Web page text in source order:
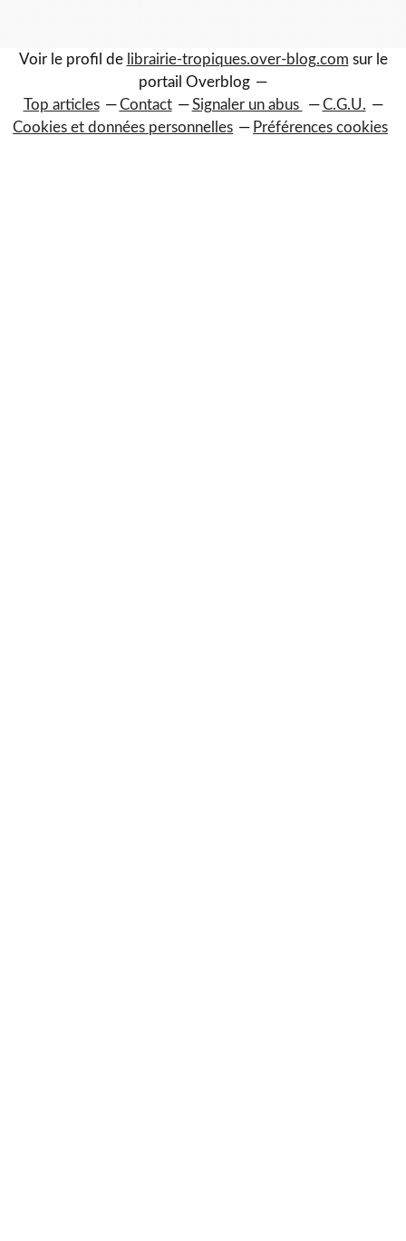
Voir le profil de librairie-tropiques.over-blog.com sur le
portail Overblog
Top articles
Contact Signaler un abus
C.G.U.
Cookies et données personnelles
Préférences cookies